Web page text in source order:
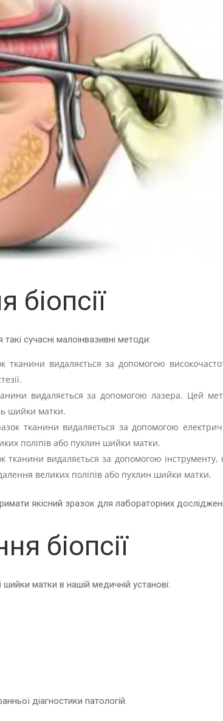
сучасні малоінвазивні методи:
тканини видаляється за допомогою
видаляється за допомогою лазера. Цей
шийки матки.
тканини видаляється за допомогою
поліпів або пухлин шийки матки.
видаляється за допомогою інструменту,
великих поліпів або пухлин шийки матки.
якісний зразок для лабораторних
біопсії
шийки матки в нашій медичній установі:
діагностики патологій.